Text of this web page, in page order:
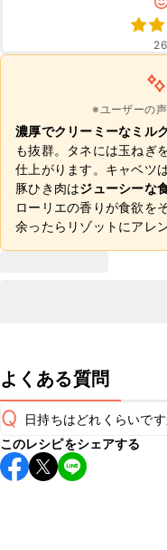
26
※ユーザーの
濃厚でクリーミーなミル
も抜群。タネには玉ねぎ
仕上がります。キャベツ
豚ひき肉はジューシーな
ローリエの香りが食欲を
余ったらリゾットにアレ
よくある質問
Q 日持ちはどれくらいです
保存期間は冷蔵で翌日
し上がりください。
このレシピをシェアする